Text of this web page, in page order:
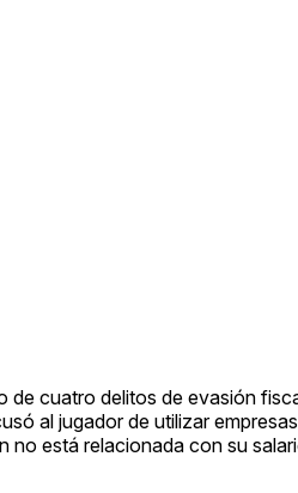
de cuatro delitos de evasión
al jugador de utilizar
no está relacionada con su